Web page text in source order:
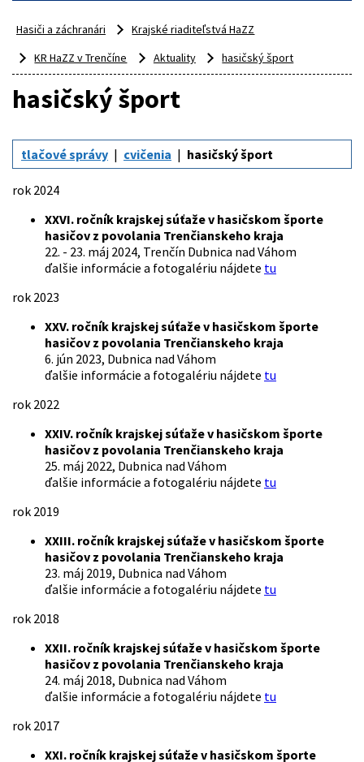
Hasiči a záchranári
Krajské riaditeľstvá HaZZ
KR HaZZ v Trenčíne
Aktuality hasičský šport
hasičský šport
tlačové správy cvičenia hasičský šport
rok 2024
XXVI. ročník krajskej súťaže v hasičskom športe
hasičov z povolania Trenčianskeho kraja
22. - 23. máj 2024, Trenčín Dubnica nad Váhom
ďalšie informácie a fotogalériu nájdete tu
rok 2023
XXV. ročník krajskej súťaže v hasičskom športe
hasičov z povolania Trenčianskeho kraja
6. jún 2023, Dubnica nad Váhom
ďalšie informácie a fotogalériu nájdete tu
rok 2022
XXIV. ročník krajskej súťaže v hasičskom športe
hasičov z povolania Trenčianskeho kraja
25. máj 2022, Dubnica nad Váhom
ďalšie informácie a fotogalériu nájdete tu
rok 2019
XXIII. ročník krajskej súťaže v hasičskom športe
hasičov z povolania Trenčianskeho kraja
23. máj 2019, Dubnica nad Váhom
ďalšie informácie a fotogalériu nájdete tu
rok 2018
XXII. ročník krajskej súťaže v hasičskom športe
hasičov z povolania Trenčianskeho kraja
24. máj 2018, Dubnica nad Váhom
ďalšie informácie a fotogalériu nájdete tu
rok 2017
XXI. ročník krajskej súťaže v hasičskom športe